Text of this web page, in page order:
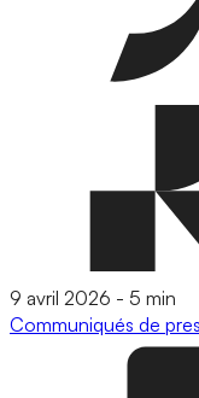
9 avril 2026 - 5 min
Communiqués de